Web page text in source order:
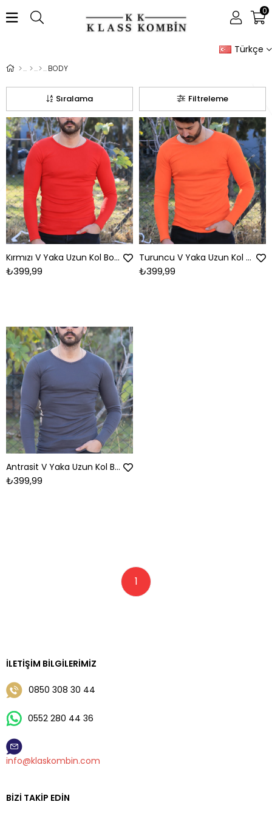
Türkçe
0
BODY
Filtreleme
Sıralama
Kırmızı V Yaka Uzun Kol Body
₺399,99
Turuncu V Yaka Uzun Kol Body
₺399,99
Antrasit V Yaka Uzun Kol Body
₺399,99
1
İLETIŞIM BILGILERIMIZ
0850 308 30 44
0552 280 44 36
info@klaskombin.com
BIZI TAKIP EDIN